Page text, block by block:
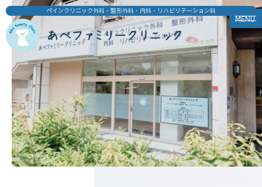
ペインクリニック外科・整形外科・内科・リハビリテーション科
MENU